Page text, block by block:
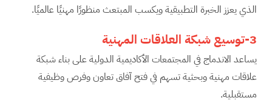
الذي يعزز الخبرة التطبيقية ويكسب المبتعث منظورًا مهنيًا عالميًا.
3-توسيع شبكة العلاقات المهنية
يساعد الاندماج في المجتمعات الأكاديمية الدولية على بناء شبكة
علاقات مهنية وبحثية تسهم في فتح آفاق تعاون وفرص وظيفية
مستقبلية.